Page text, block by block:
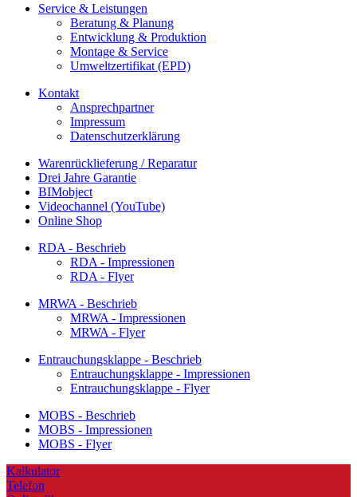
Service & Leistungen
Beratung & Planung
Entwicklung & Produktion
Montage & Service
Umweltzertifikat (EPD)
Kontakt
Ansprechpartner
Impressum
Datenschutzerklärung
Warenrücklieferung / Reparatur
Drei Jahre Garantie
BIMobject
Videochannel (YouTube)
Online Shop
RDA - Beschrieb
RDA - Impressionen
RDA - Flyer
MRWA - Beschrieb
MRWA - Impressionen
MRWA - Flyer
Entrauchungsklappe - Beschrieb
Entrauchungsklappe - Impressionen
Entrauchungsklappe - Flyer
MOBS - Beschrieb
MOBS - Impressionen
MOBS - Flyer
Kalkulator
Telefon